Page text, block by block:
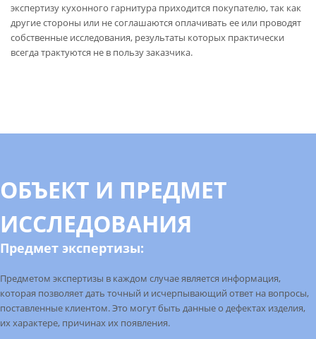
экспертизу кухонного гарнитура приходится покупателю, так как
другие стороны или не соглашаются оплачивать ее или проводят
собственные исследования, результаты которых практически
всегда трактуются не в пользу заказчика.
ОБЪЕКТ И ПРЕДМЕТ
ИССЛЕДОВАНИЯ
Предмет экспертизы:
Предметом экспертизы в каждом случае является информация,
которая позволяет дать точный и исчерпывающий ответ на вопросы,
поставленные клиентом. Это могут быть данные о дефектах изделия,
их характере, причинах их появления.